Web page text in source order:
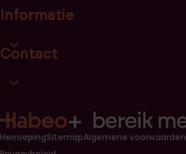
Informatie
Open informatie link lijst
Contact
Open contact link lijst
HerroepingSitemapAlgemene voorwaarden